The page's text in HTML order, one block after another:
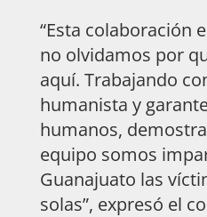
“Esta colaboración
no olvidamos por
aquí. Trabajando
humanista y
humanos,
equipo somos
Guanajuato las
solas”, expresó el